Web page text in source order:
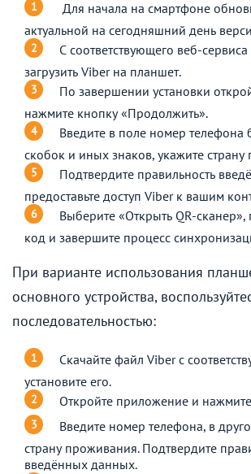
Для начала на смартфоне
актуальной на сегодняшний день
С соответствующего веб-сервиса
загрузить Viber на планшет.
По завершении установки
нажмите кнопку «Продолжить».
Введите в поле номер телефона
скобок и иных знаков, укажите
Подтвердите правильность
предоставьте доступ Viber к вашим
Выберите «Открыть QR-сканер»,
код и завершите процесс
При варианте использования
основного устройства,
последовательностью:
Скачайте файл Viber с
установите его.
Откройте приложение и
Введите номер телефона, в
страну проживания. Подтвердите
введённых данных.